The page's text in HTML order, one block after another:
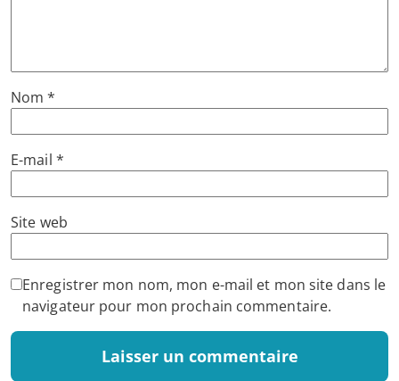
Nom*
E-mail *
Site web
Enregistrer mon nom, mon e-mail et mon site dans le
navigateur pour mon prochain commentaire.